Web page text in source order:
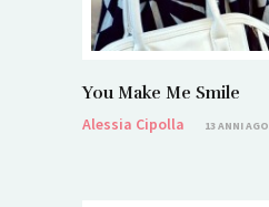
You Make Me Smile
Alessia Cipolla
13 ANNI AGO